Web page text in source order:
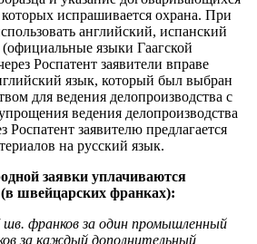
испрашивается охрана. При
англий­ский, испанский
языки Гаагской
Роспатент заявители вправе
язык, который был выбран
для ведения делопро­изводства с
ведения делопроизводства
Роспатент заяви­телю предлагается
на русский язык.
заявки уплачиваются
швейцарских франках):
шв. франков за один промышленный
за каждый дополнитель­ный